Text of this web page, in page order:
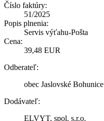
Číslo faktúry:
51/2025
Popis plnenia:
Servis výťahu-Pošta
Cena:
39,48 EUR
Odberateľ:
obec Jaslovské Bohunice
Dodávateľ:
ELVYT, spol. s.r.o.